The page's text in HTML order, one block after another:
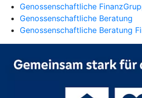
Genossenschaftliche
Genossenschaftliche Beratung
Genossenschaftliche Beratung